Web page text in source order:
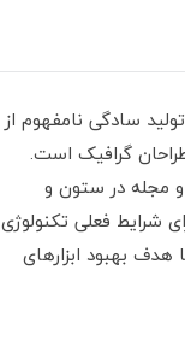
سادگی نامفهوم از
گرافیک است.
و مجله در ستون و
شرایط فعلی تکنولوژی
هدف بهبود ابزارهای